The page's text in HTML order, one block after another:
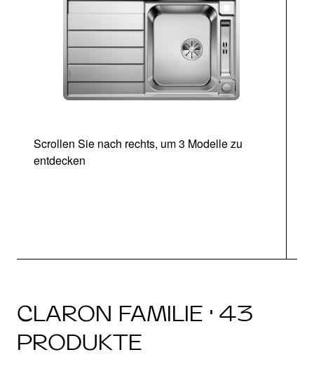
Scrollen Sie nach rechts, um 3 Modelle zu
entdecken
CLARON FAMILIE · 43
PRODUKTE